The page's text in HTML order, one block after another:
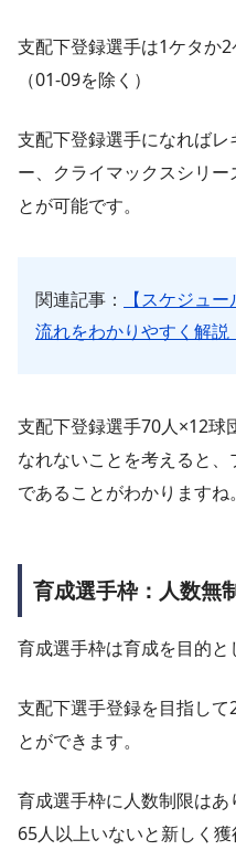
支配下登録選手は1ケタか2
（01-09を除く）
支配下登録選手になれば
ー、クライマックスシリ
とが可能です。
関連記事：
【スケジュ
流れをわかりやすく解説
支配下登録選手70人×12球
なれないことを考えると
であることがわかりますね。
育成選手枠：人数無
育成選手枠は育成を目的と
支配下選手登録を目指し
とができます。
育成選手枠に人数制限は
65人以上いないと新しく獲